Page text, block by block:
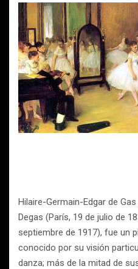
Hilaire-Germain-Edgar de
Degas (París, 19 de julio de
septiembre de 1917), fue un
conocido por su visión
danza; más de la mitad de